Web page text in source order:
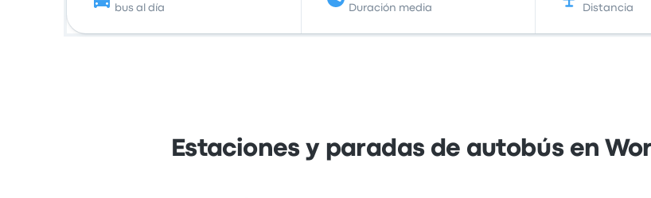
bus al día Duración media Distancia
Estaciones y paradas de autobús en